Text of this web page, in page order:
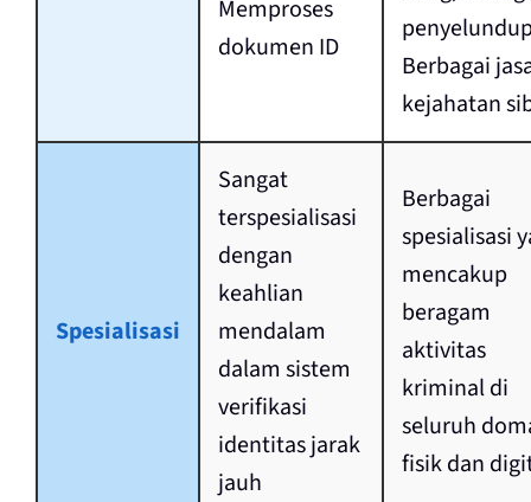
Memproses
dokumen ID
Berbagai
kejahatan
Spesialisasi
Sangat
terspesialisasi
dengan
keahlian
mendalam
dalam sistem
verifikasi
identitas jarak
jauh
Berbagai
spesialisasi
mencakup
beragam
aktivitas
kriminal di
seluruh
fisik dan